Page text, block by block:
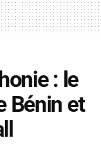
: le
Bénin et